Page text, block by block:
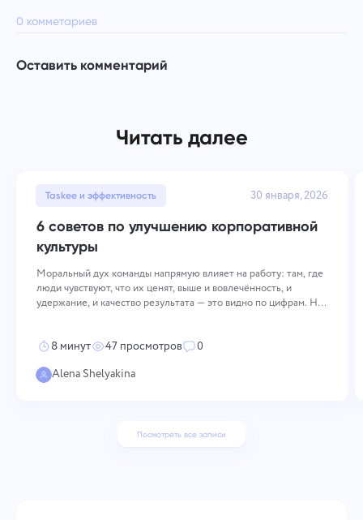
0 комметариев
Оставить комментарий
Читать далее
Taskee и эффективность 30 января, 2026
6 советов по улучшению корпоративной
культуры
Моральный дух команды напрямую влияет на работу: там, где
люди чувствуют, что их ценят, выше и вовлечённость, и
удержание, и качество результата — это видно по цифрам. Но
компания
8 минут 47 просмотров
0
Alena Shelyakina
Посмотреть все записи